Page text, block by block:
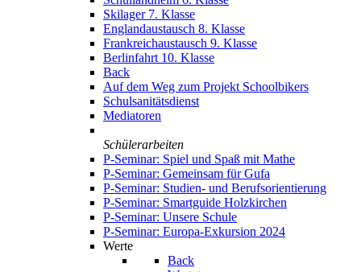
Skilager 7. Klasse
Englandaustausch 8. Klasse
Frankreichaustausch 9. Klasse
Berlinfahrt 10. Klasse
Back
Auf dem Weg zum Projekt Schoolbikers
Schulsanitätsdienst
Mediatoren
Schülerarbeiten
P-Seminar: Spiel und Spaß mit Mathe
P-Seminar: Gemeinsam für Gufa
P-Seminar: Studien- und Berufsorientierung
P-Seminar: Smartguide Holzkirchen
P-Seminar: Unsere Schule
P-Seminar: Europa-Exkursion 2024
Werte
Back